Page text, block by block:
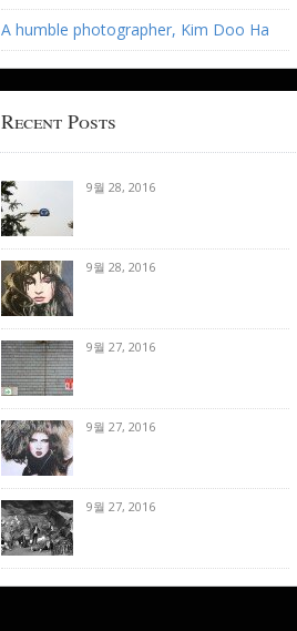
A humble photographer, Kim Doo Ha
Recent Posts
9월 28, 2016
9월 28, 2016
9월 27, 2016
9월 27, 2016
9월 27, 2016